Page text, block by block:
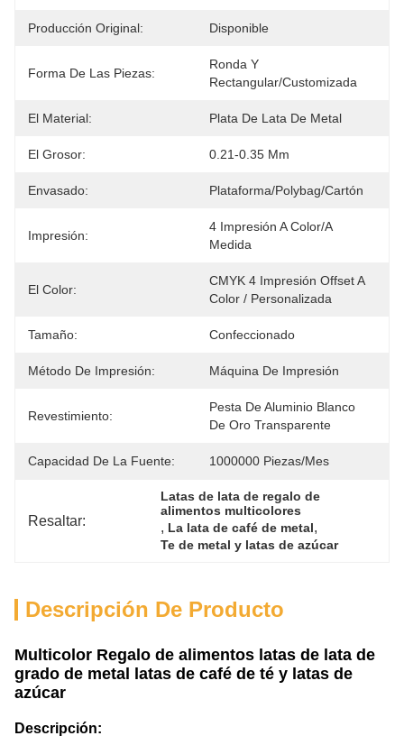
Producción Original: Disponible
Forma De Las Piezas:
Ronda Y
Rectangular/Customizada
El Material: Plata De Lata De Metal
El Grosor: 0.21-0.35 Mm
Envasado: Plataforma/polybag/cartón
Impresión:
4 Impresión A Color/a
Medida
El Color:
CMYK 4 Impresión Offset A
Color / Personalizada
Tamaño: Confeccionado
Método De Impresión: Máquina De Impresión
Revestimiento:
Pesta De Aluminio Blanco
De Oro Transparente
Capacidad De La Fuente: 1000000 Piezas/mes
Resaltar:
Latas de lata de regalo de
alimentos multicolores
, La lata de café de metal,
Te de metal y latas de azúcar
Descripción De Producto
Multicolor Regalo de alimentos latas de lata de
grado de metal latas de café de té y latas de
azúcar
Descripción: